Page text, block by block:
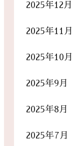
2025年12月
2025年11月
2025年10月
2025年9月
2025年8月
2025年7月